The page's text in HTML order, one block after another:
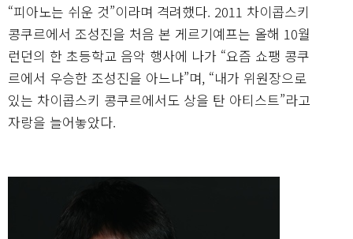
“피아노는 쉬운 것”이라며 격려했다. 2011 차이콥스키
콩쿠르에서 조성진을 처음 본 게르기예프는 올해 10월
런던의 한 초등학교 음악 행사에 나가 “요즘 쇼팽 콩쿠
르에서 우승한 조성진을 아느냐”며, “내가 위원장으로
있는 차이콥스키 콩쿠르에서도 상을 탄 아티스트”라고
자랑을 늘어놓았다.